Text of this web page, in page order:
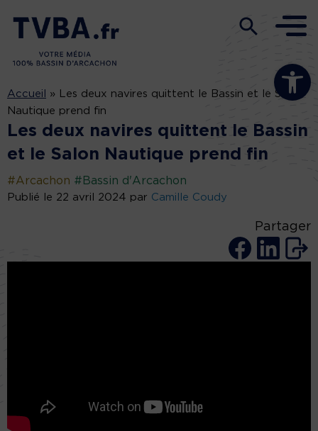
Ouvrir la
Accueil »
Les deux navires quittent le Bassin et le Salon
Nautique prend fin
Les deux navires quittent le Bassin
et le Salon Nautique prend fin
#Arcachon #Bassin d'Arcachon
Publié le 22 avril 2024 par Camille Coudy
Partager